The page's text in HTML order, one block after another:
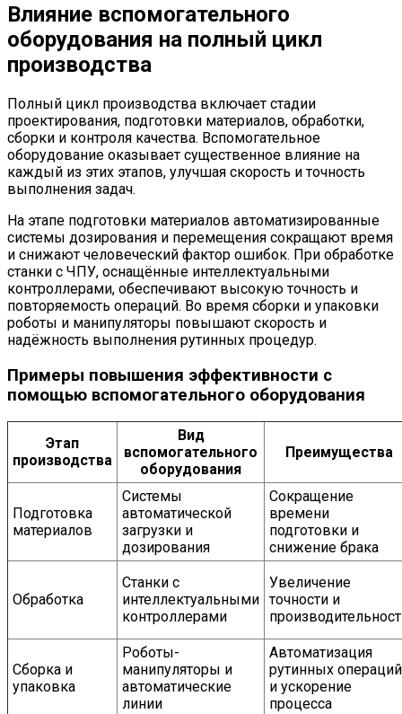
Влияние вспомогательного
оборудования на полный цикл
производства
Полный цикл производства включает стадии
проектирования, подготовки материалов, обработки,
сборки и контроля качества. Вспомогательное
оборудование оказывает существенное влияние на
каждый из этих этапов, улучшая скорость и точность
выполнения задач.
На этапе подготовки материалов автоматизированные
системы дозирования и перемещения сокращают время
и снижают человеческий фактор ошибок. При обработке
станки с ЧПУ, оснащённые интеллектуальными
контроллерами, обеспечивают высокую точность и
повторяемость операций. Во время сборки и упаковки
роботы и манипуляторы повышают скорость и
надёжность выполнения рутинных процедур.
Примеры повышения эффективности с
помощью вспомогательного оборудования
Этап
производства
Вид
вспомогательного
оборудования
Преимущества
Подготовка
материалов
Системы
автоматической
загрузки и
дозирования
Сокращение
времени
подготовки и
снижение брака
Обработка
Станки с
интеллектуальными
контроллерами
Увеличение
точности и
Сборка и
упаковка
Роботы-
манипуляторы и
автоматические
линии
Автоматизация
рутинных операций
и ускорение
процесса